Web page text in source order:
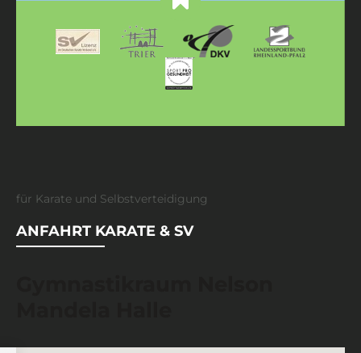
für Karate und Selbstverteidigung
ANFAHRT KARATE & SV